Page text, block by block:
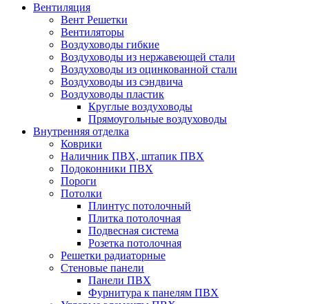
Вентиляция
Вент Решетки
Вентиляторы
Воздуховоды гибкие
Воздуховоды из нержавеющей стали
Воздуховоды из оцинкованной стали
Воздуховоды из сэндвича
Воздуховоды пластик
Круглые воздуховоды
Прямоугольные воздуховоды
Внутренняя отделка
Коврики
Наличник ПВХ, штапик ПВХ
Подоконники ПВХ
Пороги
Потолки
Плинтус потолочный
Плитка потолочная
Подвесная система
Розетка потолочная
Решетки радиаторные
Стеновые панели
Панели ПВХ
Фурнитура к панелям ПВХ